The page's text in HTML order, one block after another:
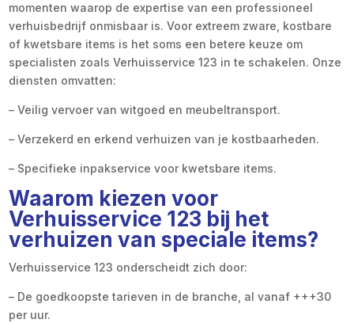
momenten waarop de expertise van een professioneel
verhuisbedrijf onmisbaar is. Voor extreem zware, kostbare
of kwetsbare items is het soms een betere keuze om
specialisten zoals Verhuisservice 123 in te schakelen. Onze
diensten omvatten:
– Veilig vervoer van witgoed en meubeltransport.
– Verzekerd en erkend verhuizen van je kostbaarheden.
– Specifieke inpakservice voor kwetsbare items.
Waarom kiezen voor
Verhuisservice 123 bij het
verhuizen van speciale items?
Verhuisservice 123 onderscheidt zich door:
– De goedkoopste tarieven in de branche, al vanaf +++30
per uur.